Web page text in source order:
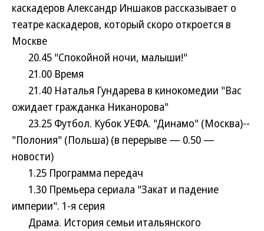
каскадеров Александр Иншаков рассказывает о
театре каскадеров, который скоро откроется в
Москве
20.45 "Спокойной ночи, малыши!"
21.00 Время
21.40 Наталья Гундарева в кинокомедии "Вас
ожидает гражданка Никанорова"
23.25 Футбол. Кубок УЕФА. "Динамо" (Москва)--
"Полония" (Польша) (в перерыве — 0.50 —
новости)
1.25 Программа передач
1.30 Премьера сериала "Закат и падение
империи". 1-я серия
Драма. История семьи итальянского